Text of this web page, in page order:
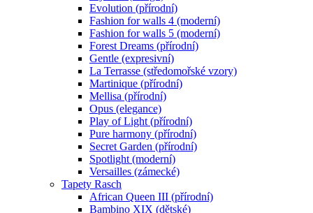
Evolution (přírodní)
Fashion for walls 4 (moderní)
Fashion for walls 5 (moderní)
Forest Dreams (přírodní)
Gentle (expresivní)
La Terrasse (středomořské vzory)
Martinique (přírodní)
Mellisa (přírodní)
Opus (elegance)
Play of Light (přírodní)
Pure harmony (přírodní)
Secret Garden (přírodní)
Spotlight (moderní)
Versailles (zámecké)
Tapety Rasch
African Queen III (přírodní)
Bambino XIX (dětské)